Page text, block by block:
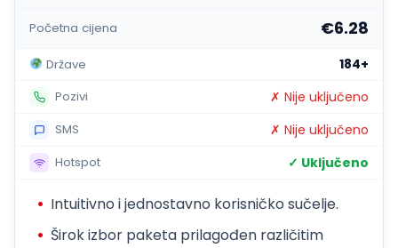
Početna cijena €6.28
Države 184+
Pozivi ✗ Nije uključeno
SMS ✗ Nije uključeno
Hotspot ✓ Uključeno
Intuitivno i jednostavno korisničko sučelje.
Širok izbor paketa prilagođen različitim